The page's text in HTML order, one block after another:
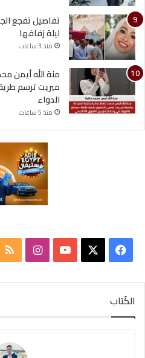
تفاصيل تفجع
ليلة زفافها
منذ 3 ساعات
منة الله أيمن
ميريت ترسم
الدواء
منذ 5 ساعات
س
ب
u
ت
ا
الكُتاب